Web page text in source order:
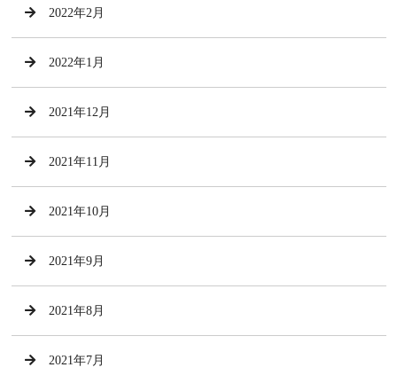
2022年2月
2022年1月
2021年12月
2021年11月
2021年10月
2021年9月
2021年8月
2021年7月